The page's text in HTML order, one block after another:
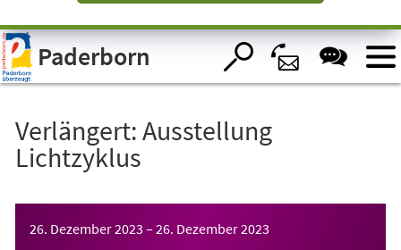
Visuelle
Assistenzsoftware
öffnen.Paderborn
Verlängert: Ausstellung
Lichtzyklus
26. Dezember 2023 – 26. Dezember 2023